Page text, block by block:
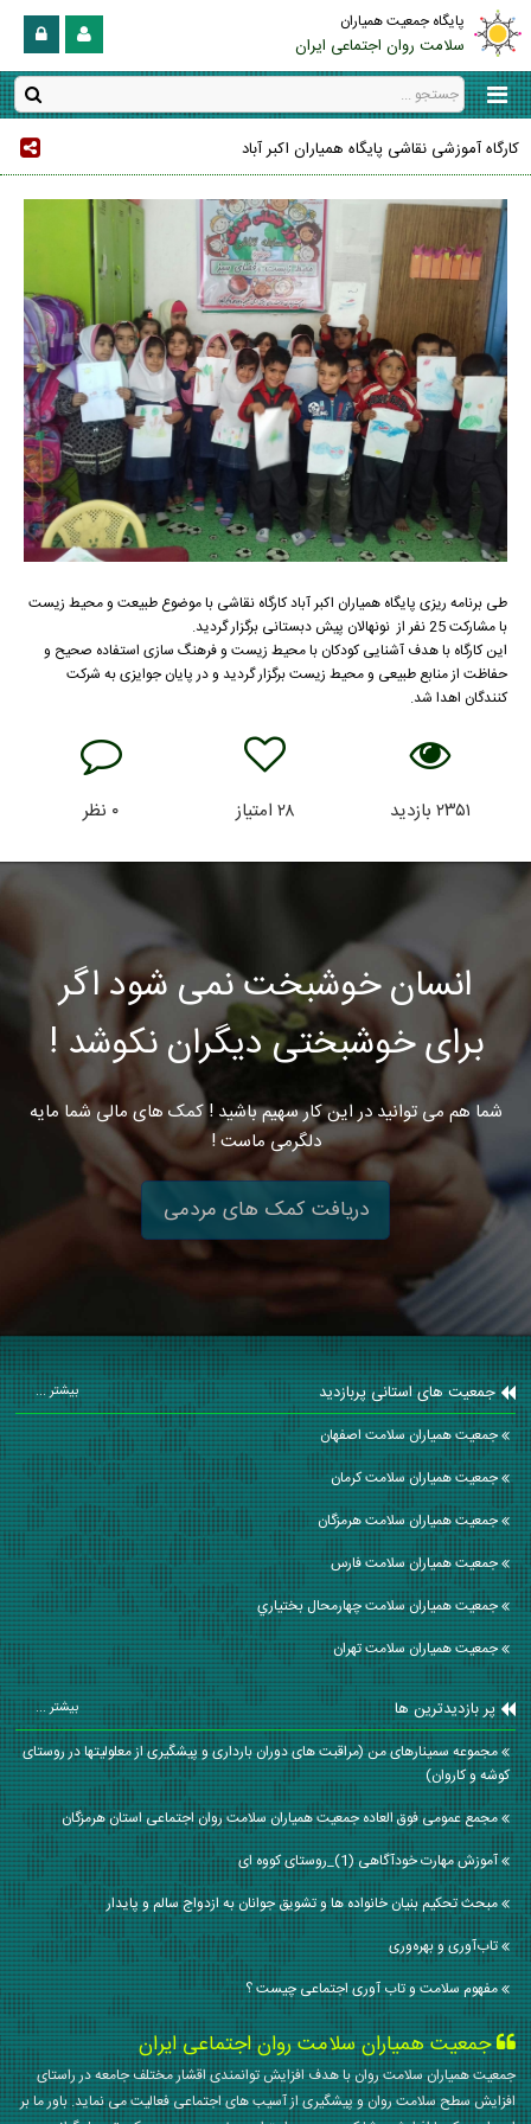
پایگاه جمعیت همیاران
سلامت روان اجتماعی ایران
کارگاه آموزشی نقاشی پایگاه همیاران اکبر آباد
طی برنامه ریزی پایگاه همیاران اکبر آباد کارگاه نقاشی با موضوع طبیعت و محیط زیست
با مشارکت 25 نفر از نونهالان پیش دبستانی برگزار گردید.
این کارگاه با هدف آشنایی کودکان با محیط زیست و فرهنگ سازی استفاده صحیح و
حفاظت از منابع طبیعی و محیط زیست برگزار گردید و در پایان جوایزی به شرکت
کنندگان اهدا شد.
۲۳۵۱ بازدید ۲۸ امتیاز ۰ نظر
انسان خوشبخت نمی شود اگر
برای خوشبختی دیگران نکوشد !
شما هم می توانید در این کار سهیم باشید ! کمک های مالی شما مایه
دلگرمی ماست !
دریافت کمک های مردمی
جمعیت های استانی پربازدید بیشتر ...
جمعیت همیاران سلامت اصفهان
جمعیت همیاران سلامت كرمان
جمعیت همیاران سلامت هرمزگان
جمعیت همیاران سلامت فارس
جمعیت همیاران سلامت چهارمحال بختياري
جمعیت همیاران سلامت تهران
پر بازدیدترین ها بیشتر ...
مجموعه سمینارهای من (مراقبت های دوران بارداری و پیشگیری از معلولیتها در روستای
کوشه و کاروان)
مجمع عمومی فوق العاده جمعیت همیاران سلامت روان اجتماعی استان هرمزگان
آموزش مهارت خودآگاهی (1)_روستای کووه ای
مبحث تحکیم بنیان خانواده ها و تشویق جوانان به ازدواج سالم و پایدار
تاب‌آوری و بهره‌وری
مفهوم سلامت و تاب آوری اجتماعی چیست ؟
جمعیت همیاران سلامت روان اجتماعی ایران
جمعیت همیاران سلامت روان با هدف افزایش توانمندی اقشار مختلف جامعه در راستای
افزایش سطح سلامت روان و پیشگیری از آسیب های اجتماعی فعالیت می نماید. باور ما بر